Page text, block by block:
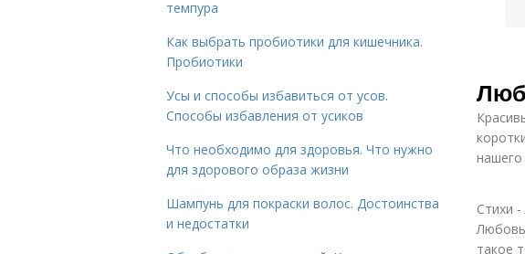
нашего
Стихи
такое
темпура
Как выбрать пробиотики для кишечника.
Пробиотики
Усы и способы избавиться от усов.
Способы избавления от усиков
Что необходимо для здоровья. Что нужно
для здорового образа жизни
Шампунь для покраски волос. Достоинства
и недостатки